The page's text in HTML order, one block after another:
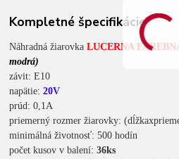
Kompletné špecifikácie
Náhradná žiarovkaLUCERNA
modrá)
závit: E10
napätie:20V
prúd: 0,1A
priemerný rozmer žiarovky:
minimálná životnosť: 500 hodín
počet kusov v balení:36ks